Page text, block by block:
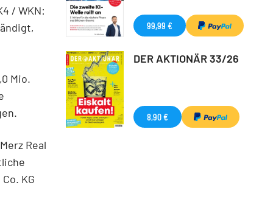
/ WKN:
Mio.
Real
KG
99,99 €
DER AKTIONÄR 33/26
8,90 €